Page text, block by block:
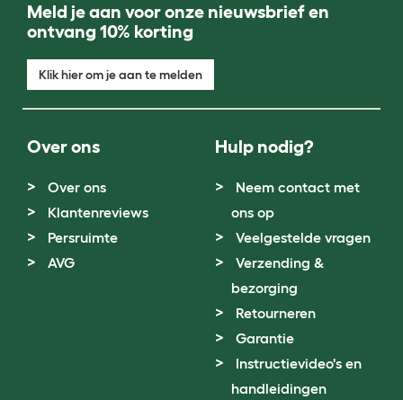
Meld je aan voor onze nieuwsbrief en
ontvang 10% korting
Klik hier om je aan te melden
Over ons
Over ons
Klantenreviews
Persruimte
AVG
Hulp nodig?
Neem contact met
ons op
Veelgestelde vragen
Verzending &
bezorging
Retourneren
Garantie
Instructievideo's en
handleidingen